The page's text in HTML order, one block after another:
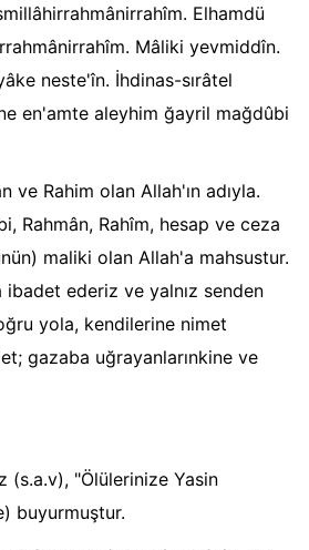
Elhamdü
Mâliki yevmiddîn.
neste'în. İhdinas-sırâtel
en'amte aleyhim ğayril mağdûbi
ve Rahim olan Allah'ın adıyla.
Rahmân, Rahîm, hesap ve ceza
maliki olan Allah'a mahsustur.
ibadet ederiz ve yalnız senden
yola, kendilerine nimet
gazaba uğrayanlarınkine ve
(s.a.v), "Ölülerinize Yasin
buyurmuştur.